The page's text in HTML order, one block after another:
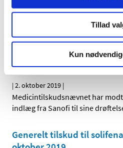
Tillad
Kun
Lægemiddelstyrelsen har
indeholder
Supplerende bidrag til
tilskudsstatus for medicin
diabetes
| 2. oktober 2019 |
Medicintilskudsnævnet har
indlæg fra Sanofi til sine
Generelt tilskud til